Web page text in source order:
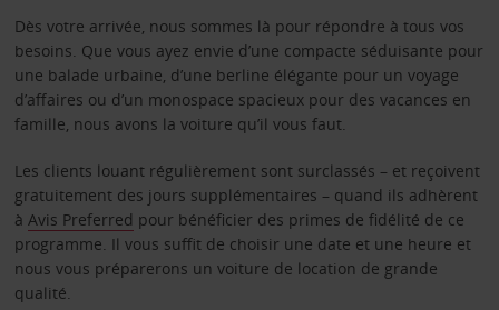
Dès votre arrivée, nous sommes là pour répondre à tous vos
besoins. Que vous ayez envie d’une compacte séduisante pour
une balade urbaine, d’une berline élégante pour un voyage
d’affaires ou d’un monospace spacieux pour des vacances en
famille, nous avons la voiture qu’il vous faut.
Les clients louant régulièrement sont surclassés – et reçoivent
gratuitement des jours supplémentaires – quand ils adhèrent
à Avis Preferred pour bénéficier des primes de fidélité de ce
programme. Il vous suffit de choisir une date et une heure et
nous vous préparerons un voiture de location de grande
qualité.